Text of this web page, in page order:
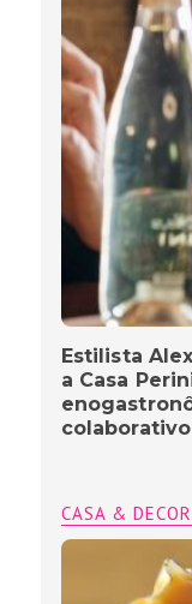
Estilista
a Casa
colaborativo
CASA &